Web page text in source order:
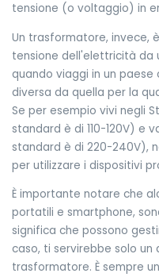
tensione (o voltaggio) in
Un trasformatore, invece,
tensione dell'elettricità da
quando viaggi in un
diversa da quella per la
Se per esempio vivi negli
standard è di 110-120V) e
standard è di 220-240V),
per utilizzare i dispositivi
È importante notare che
portatili e smartphone,
significa che possono
caso, ti servirebbe solo
trasformatore. È sempre